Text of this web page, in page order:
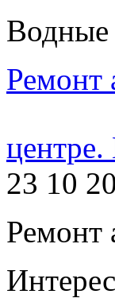
Водные
Ремонт
центре.
23 10
Ремонт